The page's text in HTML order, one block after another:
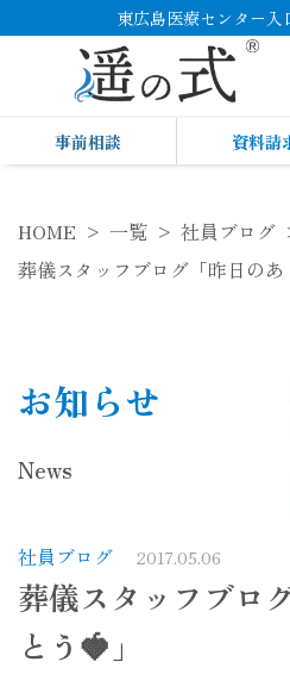
東広島医療センター入
事前相談 資料請
HOME 一覧
社員ブログ
葬儀スタッフブログ「昨日のあ
お知らせ
News
社員ブログ 2017.05.06
葬儀スタッフブロ
とう🍓」